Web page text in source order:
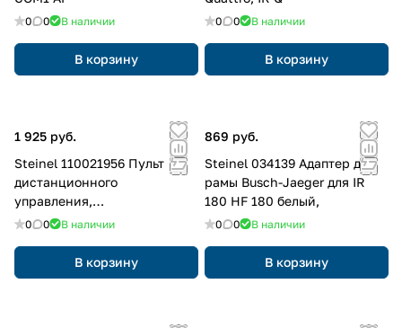
0 0 В наличии
В корзину
0 0 В наличии
В корзину
1 925 руб.
Steinel 110021956 Пульт
дистанционного
управления,
запрограммирован
0 0 В наличии
В корзину
869 руб.
Steinel 034139 Адаптер для
рамы Busch-Jaeger для IR
180 HF 180 белый,
0 0 В наличии
В корзину